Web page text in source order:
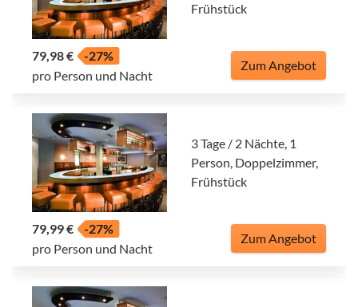
Frühstück
79,98 €
-27%
pro Person und Nacht
Zum Angebot
3 Tage / 2 Nächte, 1
Person, Doppelzimmer,
Frühstück
79,99 €
-27%
pro Person und Nacht
Zum Angebot